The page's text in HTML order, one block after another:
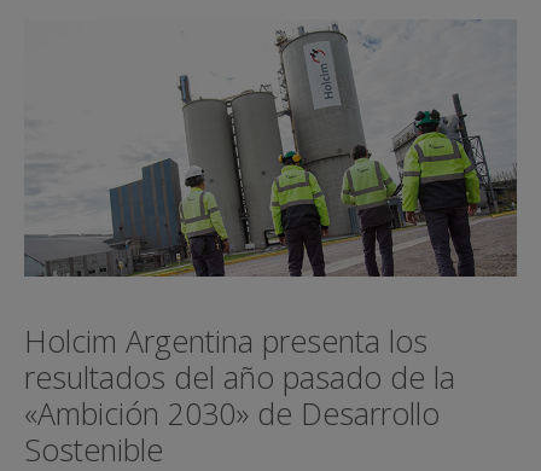
Holcim Argentina presenta los
resultados del año pasado de la
«Ambición 2030» de Desarrollo
Sostenible